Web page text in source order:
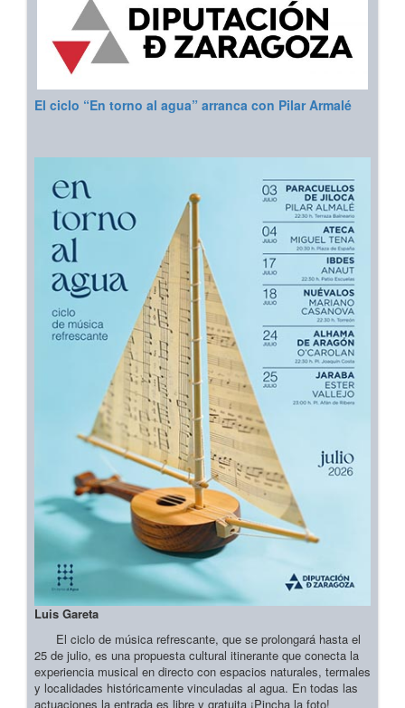
El ciclo “En torno al agua” arranca con Pilar Armalé
Luis Gareta
El ciclo de música refrescante, que se prolongará hasta el
25 de julio, es una propuesta cultural itinerante que conecta la
experiencia musical en directo con espacios naturales, termales
y localidades históricamente vinculadas al agua. En todas las
actuaciones la entrada es libre y gratuita ¡Pincha la foto!